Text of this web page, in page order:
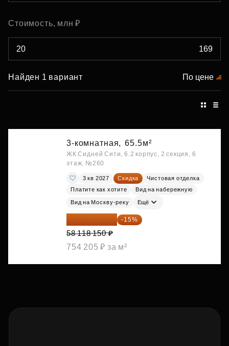
Стоимость, млн ₽
Найден 1 вариант По цене
3-комнатная, 65.5м²
ЖК Сидней Сити, 6.2 корпус, 2 секция, 6
этаж, №260
3 кв 2027 Скидка
Чистовая отделка
Платите как хотите
Вид на набережную
Вид на Москву-реку Ещё
49 400 428 ₽ -15%
58 118 150 ₽
754 205 ₽ за м²